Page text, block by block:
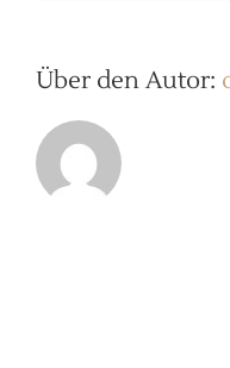
Über den Autor: